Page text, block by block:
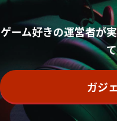
ゲーム好きの運営者が
ガジ